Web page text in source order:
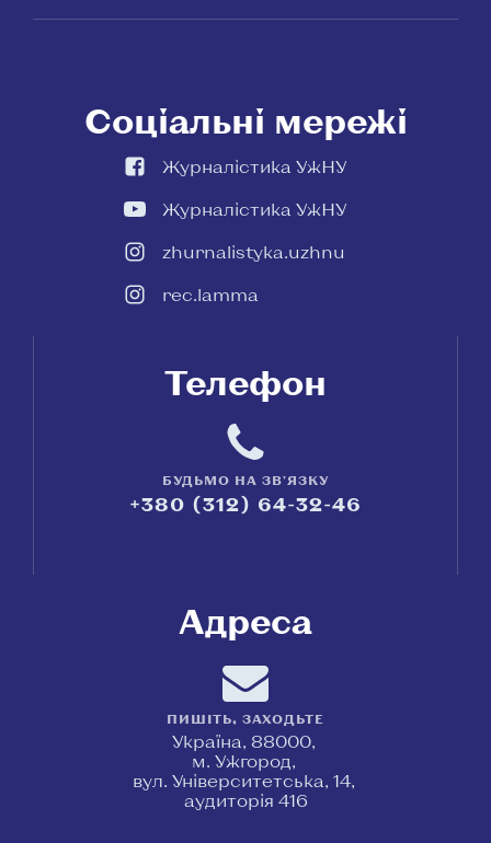
Соціальні мережі
Журналістика УжНУ
Журналістика УжНУ
zhurnalistyka.uzhnu
rec.lamma
Телефон
БУДЬМО НА ЗВ'ЯЗКУ
+380 (312) 64-32-46
Адреса
ПИШІТЬ, ЗАХОДЬТЕ
Україна, 88000,
м. Ужгород,
вул. Університетська, 14,
аудиторія 416